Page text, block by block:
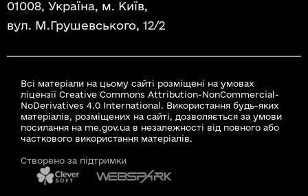
01008, Україна, м. Київ,
вул. М.Грушевського, 12/2
Всі матеріали на цьому сайті розміщені на умовах
ліцензії Creative Commons Attribution-NonCommercial-
NoDerivatives 4.0 International. Використання будь-яких
матеріалів, розміщених на сайті, дозволяється за умови
посилання на me.gov.ua в незалежності від повного або
часткового використання матеріалів.
Створено за підтримки